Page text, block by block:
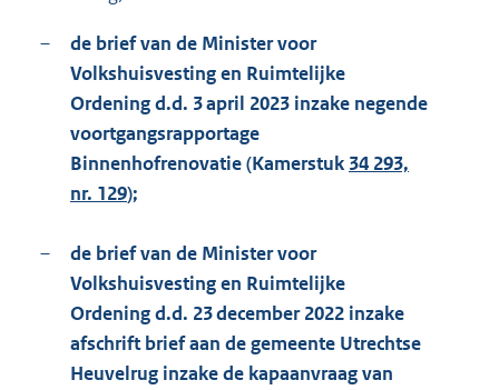
–
de brief van de Minister voor
Volkshuisvesting en Ruimtelijke
Ordening d.d. 3 april 2023 inzake negende
voortgangsrapportage
Binnenhofrenovatie (Kamerstuk 34 293,
nr. 129);
–
de brief van de Minister voor
Volkshuisvesting en Ruimtelijke
Ordening d.d. 23 december 2022 inzake
afschrift brief aan de gemeente Utrechtse
Heuvelrug inzake de kapaanvraag van